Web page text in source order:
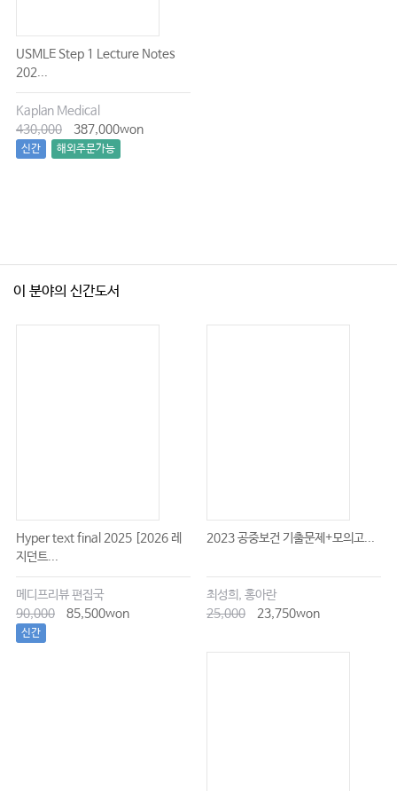
USMLE Step 1 Lecture Notes
202...
Kaplan Medical
430,000
387,000won
신간 해외주문가능
이 분야의 신간도서
Hyper text final 2025 [2026 레
지던트...
메디프리뷰 편집국
90,000
85,500won
신간
2023 공중보건 기출문제+모의고...
최성희, 홍아란
25,000
23,750won